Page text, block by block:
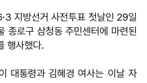
지방선거 사전투표 첫날인 29일
종로구 삼청동 주민센터에 마련된
행사했다.
대통령과 김혜경 여사는 이날 자